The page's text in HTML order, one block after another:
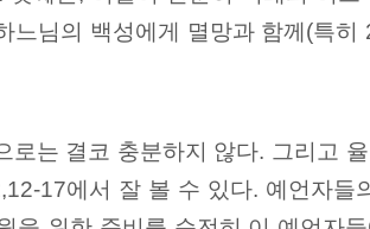
느님의 백성에게 멸망과 함께(특히
로는 결코 충분하지 않다. 그리고
17에서 잘 볼 수 있다. 예언자들